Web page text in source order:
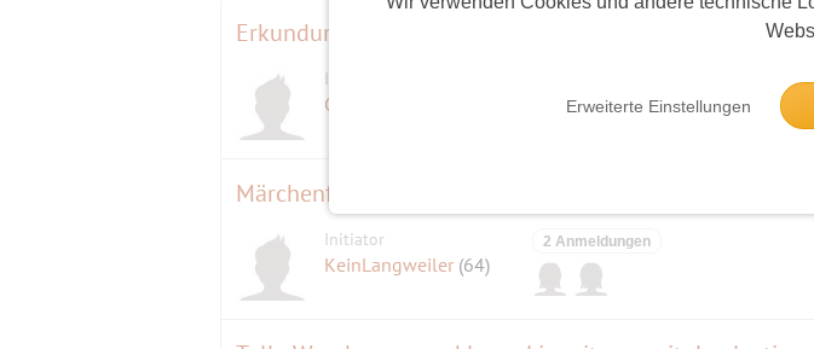
Erweiterte Einstellungen
Erkundungen
Initiator
Gerhard 72
Märchenfrühstück im Beduinenzelt
Initiator
KeinLangweiler (64)
2 Anmeldungen